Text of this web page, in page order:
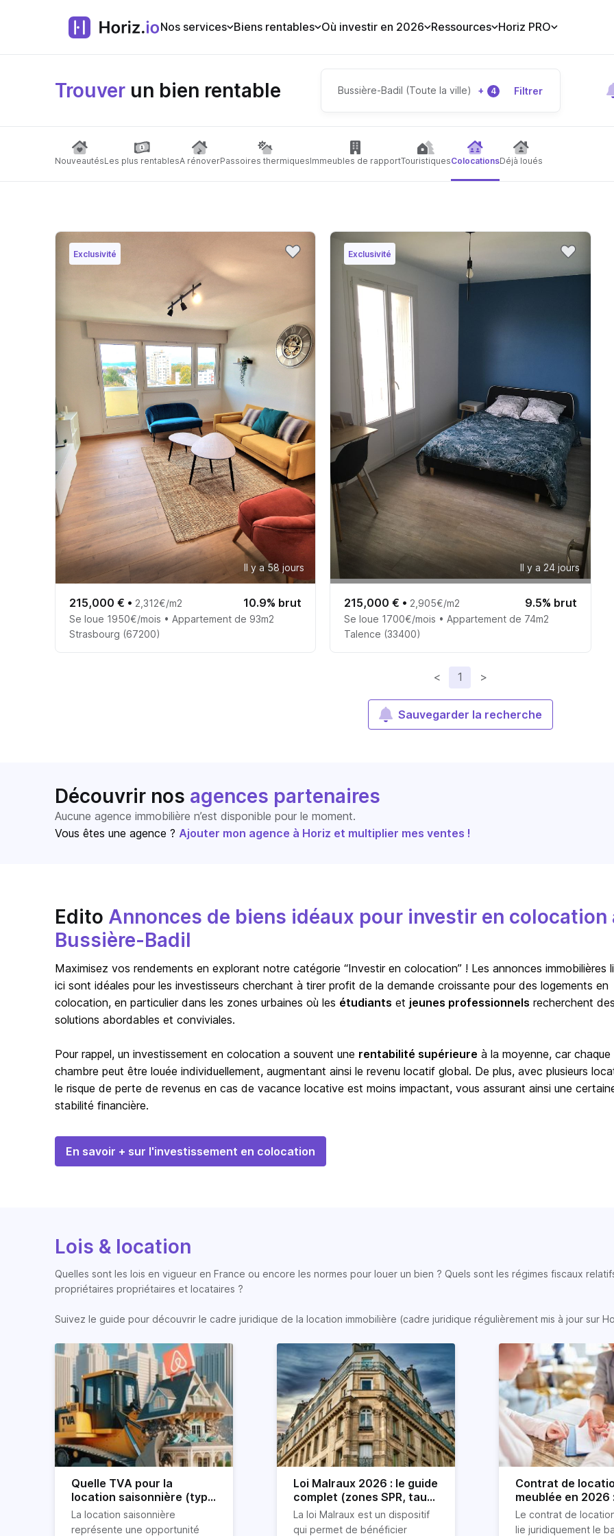
Nos services Biens rentables Où investir en 2026 Ressources Horiz PRO
Trouver un bien rentable Bussière-Badil (Toute la ville) + 4 Filtrer
NouveautésLes plus rentablesA rénoverPassoires thermiquesImmeubles de rapportTouristiquesColocationsDéjà loués
Exclusivité
Il y a 58 jours
215,000 € • 2,312€/m2 10.9% brut
Se loue 1950€/mois • Appartement de 93m2
Strasbourg (67200)
Exclusivité
Il y a 24 jours
215,000 € • 2,905€/m2 9.5% brut
Se loue 1700€/mois • Appartement de 74m2
Talence (33400)
< 1 >
Sauvegarder la recherche
Découvrir nos agences partenaires
Aucune agence immobilière n’est disponible pour le moment.
Vous êtes une agence ? Ajouter mon agence à Horiz et multiplier mes ventes !
Edito Annonces de biens idéaux pour investir en colocation
Bussière-Badil
Maximisez vos rendements en explorant notre catégorie “Investir en colocation” ! Les annonces immobilières
ici sont idéales pour les investisseurs cherchant à tirer profit de la demande croissante pour des logements en
colocation, en particulier dans les zones urbaines où les étudiants et jeunes professionnels recherchent
solutions abordables et conviviales.
Pour rappel, un investissement en colocation a souvent une rentabilité supérieure à la moyenne, car chaque
chambre peut être louée individuellement, augmentant ainsi le revenu locatif global. De plus, avec plusieurs
le risque de perte de revenus en cas de vacance locative est moins impactant, vous assurant ainsi une
stabilité financière.
En savoir + sur l'investissement en colocation
Lois & location
Quelles sont les lois en vigueur en France ou encore les normes pour louer un bien ? Quels sont les régimes fiscaux
propriétaires propriétaires et locataires ?
Suivez le guide pour découvrir le cadre juridique de la location immobilière (cadre juridique régulièrement mis à jour sur
Quelle TVA pour la
location saisonnière (type
airbnb) ?
La location saisonnière
représente une opportunité
Loi Malraux 2026 : le guide
complet (zones SPR, taux,
conditions)
La loi Malraux est un dispositif
qui permet de bénéficier
Contrat de
meublée en 2026
détaillé !
Le contrat de
lie juridiquement le